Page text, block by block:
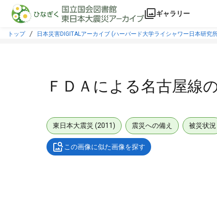
本文に飛ぶ
ギャラリー
トップ 日本災害DIGITALアーカイブ (ハーバード大学ライシャワー日本研究
ＦＤＡによる名古屋線
東日本大震災 (2011) 震災への備え 被災状況
この画像に似た画像を探す